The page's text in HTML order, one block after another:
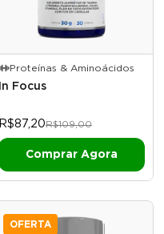
Proteínas & Aminoácidos
In Focus
R$87,20R$109,00
OFERTA